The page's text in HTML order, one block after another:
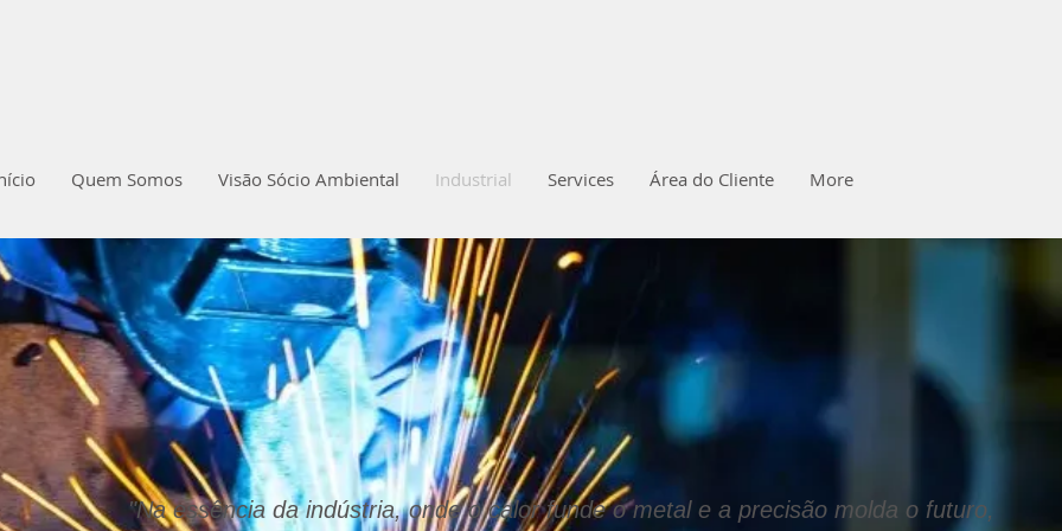
Quem Somos Visão Sócio Ambiental Industrial Services Área do Cliente More
"Na essência da indústria, onde o calor funde o metal e a precisão molda o futuro,